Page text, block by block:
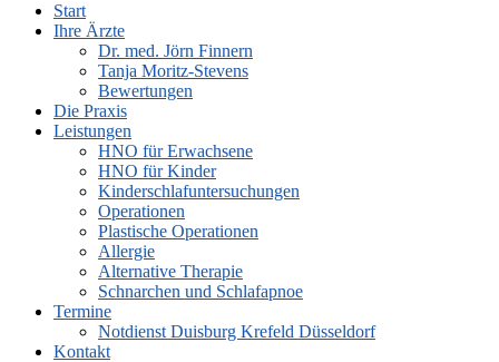
Start
Ihre Ärzte
Dr. med. Jörn Finnern
Tanja Moritz-Stevens
Bewertungen
Die Praxis
Leistungen
HNO für Erwachsene
HNO für Kinder
Kinderschlafuntersuchungen
Operationen
Plastische Operationen
Allergie
Alternative Therapie
Schnarchen und Schlafapnoe
Termine
Notdienst Duisburg Krefeld Düsseldorf
Kontakt